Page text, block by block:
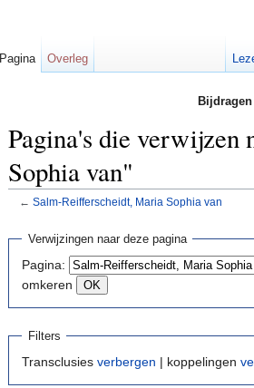
Pagina's die
Sophia van"
← Salm-Reifferscheidt, Maria Sophia van
Verwijzingen naar deze pagina
Pagina:
omkeren
Filters
Transclusies verbergen | koppelingen
Pagina Overleg